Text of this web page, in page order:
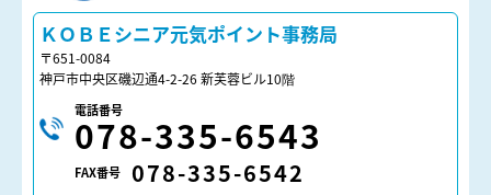
ＫＯＢＥシニア元気ポイント
ＫＯＢＥシニア元気ポイント事務局
〒651-0084
神戸市中央区磯辺通4-2-26 新芙蓉ビル10階
電話番号
078-335-6543
FAX番号 078-335-6542